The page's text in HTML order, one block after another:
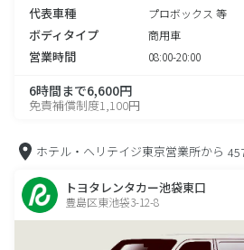
代表車種 プロボックス 等
ボディタイプ 商用車
営業時間 08:00-20:00
6時間まで6,600円
免責補償制度1,100円
ホテル・ヘリテイジ東京営業所から
トヨタレンタカー池袋東口
豊島区東池袋3-12-8